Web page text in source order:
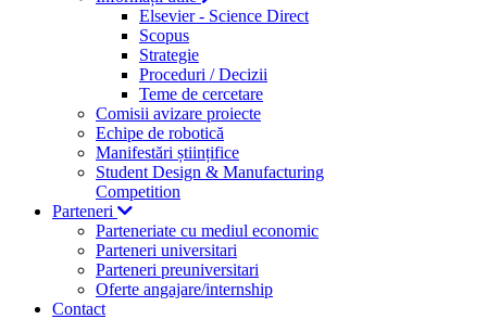
Elsevier - Science Direct
Scopus
Strategie
Proceduri / Decizii
Teme de cercetare
Comisii avizare proiecte
Echipe de robotică
Manifestări științifice
Student Design & Manufacturing
Competition
Parteneri
Parteneriate cu mediul economic
Parteneri universitari
Parteneri preuniversitari
Oferte angajare/internship
Contact